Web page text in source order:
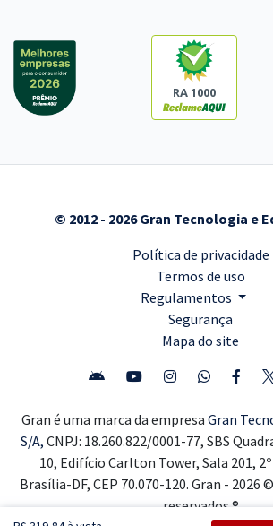
RA 1000
© 2012 - 2026 Gran Tecnologia e
Política de privacidade
Termos de uso
Regulamentos
Segurança
Mapa do site
Gran é uma marca da empresa Gran
S/A, CNPJ: 18.260.822/0001-77, SBS
10, Edifício Carlton Tower, Sala 201,
Brasília-DF, CEP 70.070-120. Gran - 2026
reservados ®